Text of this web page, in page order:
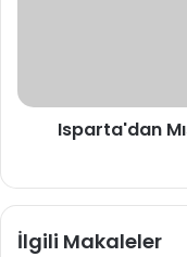
Isparta'dan
İlgili Makaleler